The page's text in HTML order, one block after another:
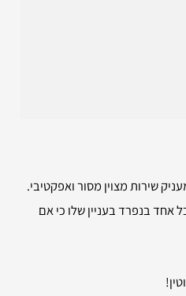
שירות מצוין מסור ואפקטיבי.
אחד בנפרד בעניין שלו כי אם